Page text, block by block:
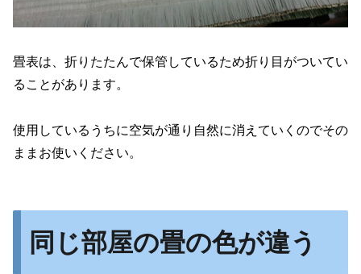
畳表は、折りたたんで保管しているため折り目がついてい
ることがあります。
使用しているうちに空気が通り自然に消えていくのでその
ままお使いください。
同じ部屋の畳の色が違う